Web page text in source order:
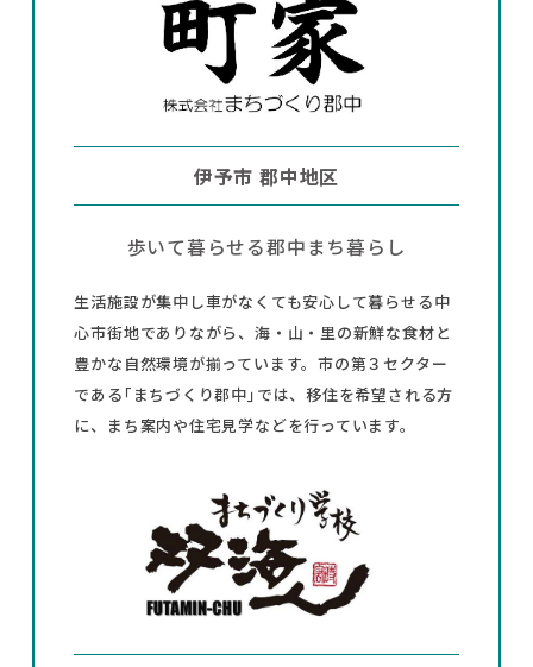
伊予市 郡中地区
歩いて暮らせる郡中まち暮らし
生活施設が集中し車がなくても安心して暮らせる中
心市街地でありながら、海・山・里の新鮮な食材と
豊かな自然環境が揃っています。市の第３セクター
である｢まちづくり郡中｣では、移住を希望される方
に、まち案内や住宅見学などを行っています。